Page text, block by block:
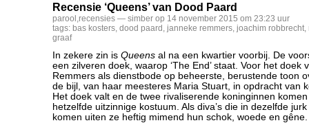
Recensie ‘Queens’ van Dood Paard
parool ,recensies — simber op 14 november 2015 om 23:23 uur
tags: bas kosters, dood paard , janneke remmers, joachim robbrecht,
graaf
In zekere zin is Queens al na een kwartier voorbij. De
een zilveren doek, waarop ‘The End’ staat. Voor het doek
Remmers als dienstbode op beheerste, berustende toon
de bijl, van haar meesteres Maria Stuart, in opdracht van
Het doek valt en de twee rivaliserende koninginnen
hetzelfde uitzinnige kostuum. Als diva’s die in dezelfde
komen uiten ze heftig mimend hun schok, woede en gêne.